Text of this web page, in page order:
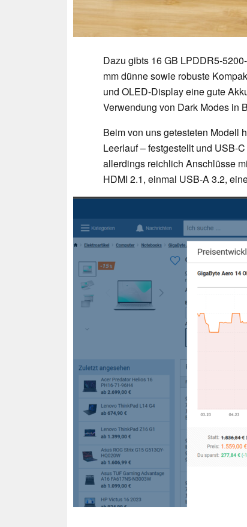
Dazu gibts 16 GB LPDDR5-
mm dünne sowie robuste
und OLED-Display eine gute
Verwendung von Dark Modes in
Beim von uns getesteten Modell
Leerlauf – festgestellt und USB-
allerdings reichlich Anschlüsse
HDMI 2.1, einmal USB-A 3.2,